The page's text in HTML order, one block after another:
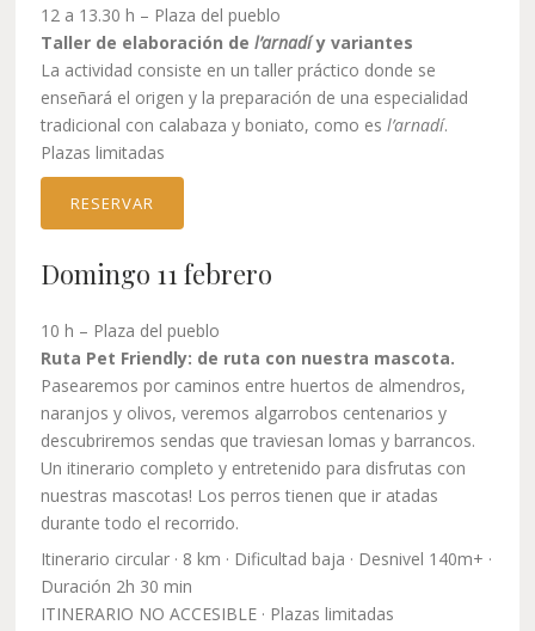
12 a 13.30 h – Plaza del pueblo
Taller de elaboración del’arnadíy variantes
La actividad consiste en un taller práctico donde se
enseñará el origen y la preparación de una especialidad
tradicional con calabaza y boniato, como esl’arnadí.
Plazas limitadas
RESERVAR
Domingo 11 febrero
10 h – Plaza del pueblo
Ruta Pet Friendly: de ruta con nuestra mascota.
Pasearemos por caminos entre huertos de almendros,
naranjos y olivos, veremos algarrobos centenarios y
descubriremos sendas que traviesan lomas y barrancos.
Un itinerario completo y entretenido para disfrutas con
nuestras mascotas! Los perros tienen que ir atadas
durante todo el recorrido.
Itinerario circular · 8 km · Dificultad baja · Desnivel 140m+ ·
Duración 2h 30 min
ITINERARIO NO ACCESIBLE · Plazas limitadas